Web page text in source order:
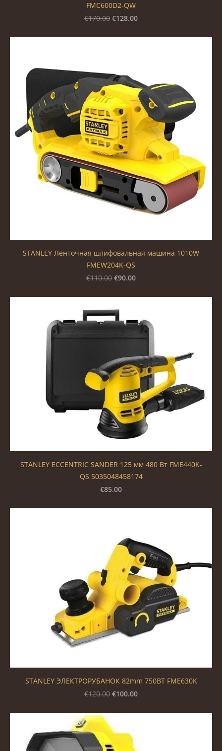
FMC600D2-QW
€170.00 €128.00
STANLEY Ленточная шлифовальная машина 1010W
FMEW204K-QS
€110.00 €90.00
STANLEY ECCENTRIC SANDER 125 мм 480 Вт FME440K-
QS 5035048458174
€85.00
STANLEY ЭЛЕКТРОРУБАНОК 82mm 750ВТ FME630K
€120.00 €100.00